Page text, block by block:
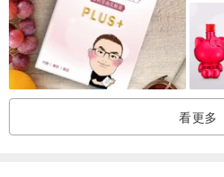
商品成分
▲靚麗益生菌:玉米來源可溶性纖維、
雙歧桿菌、植物乳桿菌、麥芽糊精)、
酵素液、麥芽糊精)、綜合莓果萃取物(
看更多